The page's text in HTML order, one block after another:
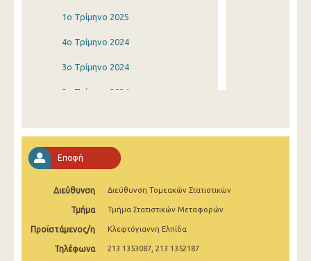
1o Τρίμηνο 2025
4o Τρίμηνο 2024
3o Τρίμηνο 2024
2o Τρίμηνο 2024
3o Τρίμηνο 2023
2o Τρίμηνο 2023
1o Τρίμηνο 2023
4o Τρίμηνο 2022
Επαφή
Διεύθυνση Διεύθυνση Τομεακών Στατιστικών
Τμήμα Τμήμα Στατιστικών Μεταφορών
Προϊστάμενος/η Κλεφτόγιαννη Ελπίδα
Τηλέφωνα 213 1353087, 213 1352187